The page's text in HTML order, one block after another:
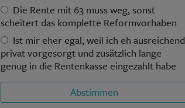
Die Rente mit 63 muss weg, sonst
scheitert das komplette Reformvorhaben
Ist mir eher egal, weil ich eh ausreichend
privat vorgesorgt und zusätzlich lange
genug in die Rentenkasse eingezahlt habe
Abstimmen